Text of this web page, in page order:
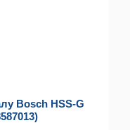
Bosch HSS-G